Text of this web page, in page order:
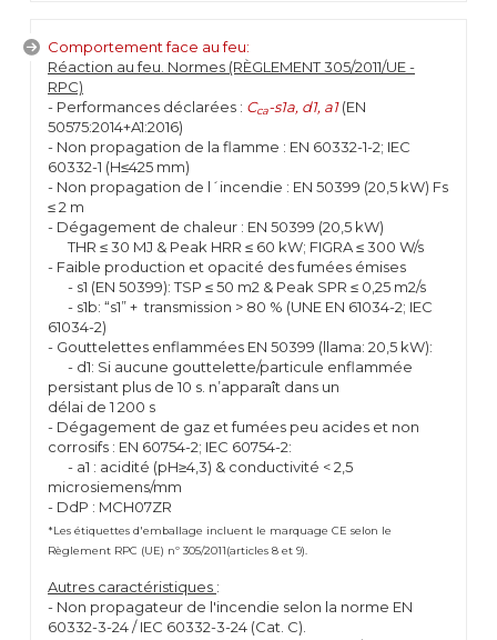
Comportement face au feu:
Réaction au feu. Normes (RÈGLEMENT 305/2011/UE -
RPC)
- Performances déclarées : Cca-s1a, d1, a1(EN
50575:2014+A1:2016)
- Non propagation de la flamme : EN 60332-1-2; IEC
60332-1 (H≤425 mm)
- Non propagation de l´incendie : EN 50399 (20,5 kW) Fs
≤ 2 m
- Dégagement de chaleur : EN 50399 (20,5 kW)
THR ≤ 30 MJ & Peak HRR ≤ 60 kW; FIGRA ≤ 300 W/s
- Faible production et opacité des fumées émises
- s1 (EN 50399): TSP ≤ 50 m2 & Peak SPR ≤ 0,25 m2/s
- s1b: “s1” + transmission > 80 % (UNE EN 61034-2; IEC
61034-2)
- Gouttelettes enflammées EN 50399 (llama: 20,5 kW):
- d1: Si aucune gouttelette/particule enflammée
persistant plus de 10 s. n’apparaît dans un
délai de 1 200 s
- Dégagement de gaz et fumées peu acides et non
corrosifs : EN 60754-2; IEC 60754-2:
- a1 : acidité (pH≥4,3) & conductivité < 2,5
microsiemens/mm
- DdP : MCH07ZR
*Les étiquettes d'emballage incluent le marquage CE selon le
Règlement RPC (UE) nº 305/2011(articles 8 et 9).
Autres caractéristiques :
- Non propagateur de l'incendie selon la norme EN
60332-3-24 / IEC 60332-3-24 (Cat. C).